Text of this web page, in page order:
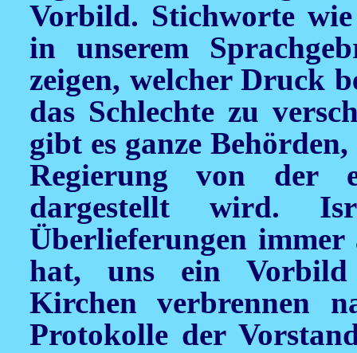
Vorbild. Stichworte wie
in unserem
zeigen, welcher Druck
das Schlechte zu
gibt es ganze
Regierung von der
dargestellt wird.
Überlieferungen
hat, uns ein Vorbild
Kirchen verbrennen
Protokolle der